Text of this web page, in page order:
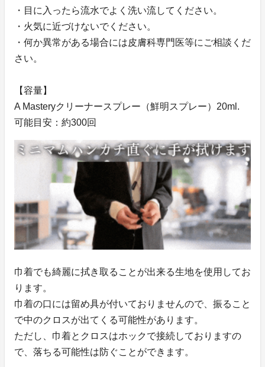
・目に入ったら流水でよく洗い流してください。
・火気に近づけないでください。
・何か異常がある場合には皮膚科専門医等にご相談くだ
さい。
【容量】
A Masteryクリーナースプレー（鮮明スプレー）20ml.
可能目安：約300回
巾着でも綺麗に拭き取ることが出来る生地を使用してお
ります。
巾着の口には留め具が付いておりませんので、振ること
で中のクロスが出てくる可能性があります。
ただし、巾着とクロスはホックで接続しておりますの
で、落ちる可能性は防ぐことができます。